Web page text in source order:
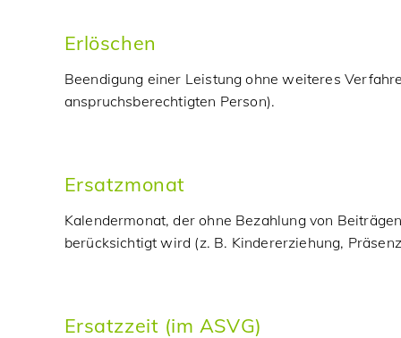
Erlöschen
Beendigung einer Leistung ohne weiteres
anspruchsberechtigten Person).
Ersatzmonat
Kalendermonat, der ohne Bezahlung von
berücksichtigt wird (z. B. Kindererziehung,
Ersatzzeit (im ASVG)